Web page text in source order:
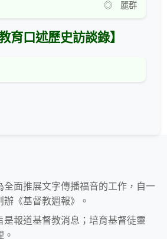
◎ 麗群
育口述歷史訪談錄】
全面推展文字傳播福音的工作，自一
《基督教週報》。
是報道基督教消息；培育基督徒靈